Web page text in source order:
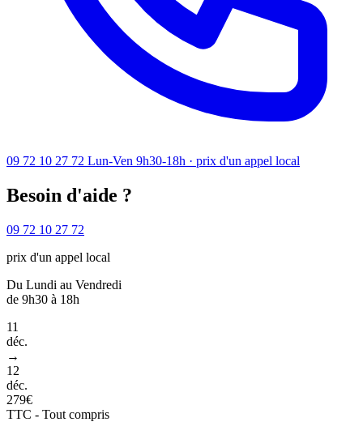
09 72 10 27 72 Lun-Ven 9h30-18h · prix d'un appel local
Besoin d'aide ?
09 72 10 27 72
prix d'un appel local
Du Lundi au Vendredi
de 9h30 à 18h
11
déc.
→
12
déc.
279€
TTC - Tout compris